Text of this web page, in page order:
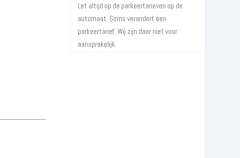
Let altijd op de parkeertarieven op de
automaat. Soms verandert een
parkeertarief. Wij zijn daar niet voor
aansprakelijk.